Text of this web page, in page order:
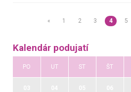
« 1 2 3 4 5
Kalendár podujatí
PO UT ST ŠT